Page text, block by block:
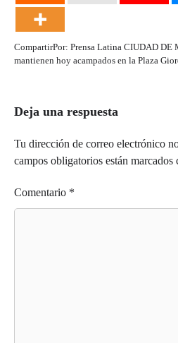
CompartirPor: Prensa Latina CIUDAD DE
mantienen hoy acampados en la Plaza
Deja una respuesta
Tu dirección de correo electrónico
campos obligatorios están marcados
Comentario *